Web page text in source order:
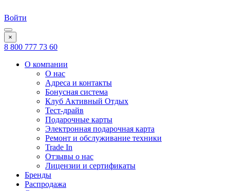
Войти
×
8 800 777 73 60
О компании
О нас
Адреса и контакты
Бонусная система
Клуб Активный Отдых
Тест-драйв
Подарочные карты
Электронная подарочная карта
Ремонт и обслуживание техники
Trade In
Отзывы о нас
Лицензии и сертификаты
Бренды
Распродажа